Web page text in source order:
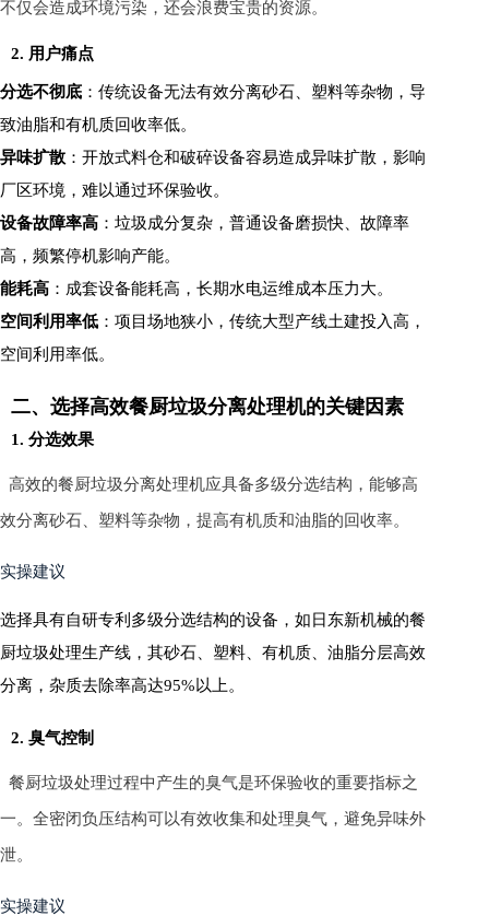
不仅会造成环境污染，还会浪费宝贵的资源。
2. 用户痛点
分选不彻底 ：传统设备无法有效分离砂石、塑料等杂物，导
致油脂和有机质回收率低。
异味扩散 ：开放式料仓和破碎设备容易造成异味扩散，影响
厂区环境，难以通过环保验收。
设备故障率高 ：垃圾成分复杂，普通设备磨损快、故障率
高，频繁停机影响产能。
能耗高 ：成套设备能耗高，长期水电运维成本压力大。
空间利用率低 ：项目场地狭小，传统大型产线土建投入高，
空间利用率低。
二、选择高效餐厨垃圾分离处理机的关键因素
1. 分选效果
高效的餐厨垃圾分离处理机应具备多级分选结构，能够高
效分离砂石、塑料等杂物，提高有机质和油脂的回收率。
实操建议
选择具有自研专利多级分选结构的设备，如日东新机械的餐
厨垃圾处理生产线，其砂石、塑料、有机质、油脂分层高效
分离，杂质去除率高达95%以上。
2. 臭气控制
餐厨垃圾处理过程中产生的臭气是环保验收的重要指标之
一。全密闭负压结构可以有效收集和处理臭气，避免异味外
泄。
实操建议